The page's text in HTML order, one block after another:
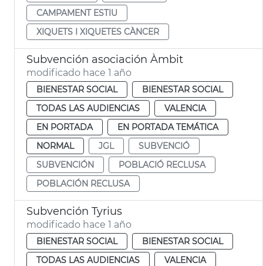
CAMPAMENT ESTIU
XIQUETS I XIQUETES CÀNCER
Subvención asociación Àmbit
modificado hace 1 año
BIENESTAR SOCIAL
BIENESTAR SOCIAL
TODAS LAS AUDIENCIAS
VALENCIA
EN PORTADA
EN PORTADA TEMÁTICA
NORMAL
JGL
SUBVENCIÓ
SUBVENCIÓN
POBLACIÓ RECLUSA
POBLACIÓN RECLUSA
Subvención Tyrius
modificado hace 1 año
BIENESTAR SOCIAL
BIENESTAR SOCIAL
TODAS LAS AUDIENCIAS
VALENCIA